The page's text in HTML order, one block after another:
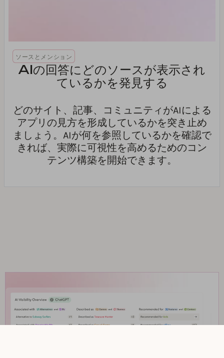
ソースとメンション
AIの回答にどのソースが表示され
ているかを発見する
どのサイト、記事、コミュニティがAIによる
アプリの見方を形成しているかを突き止め
ましょう。AIが何を参照しているかを確認で
きれば、実際に可視性を高めるためのコン
テンツ構築を開始できます。